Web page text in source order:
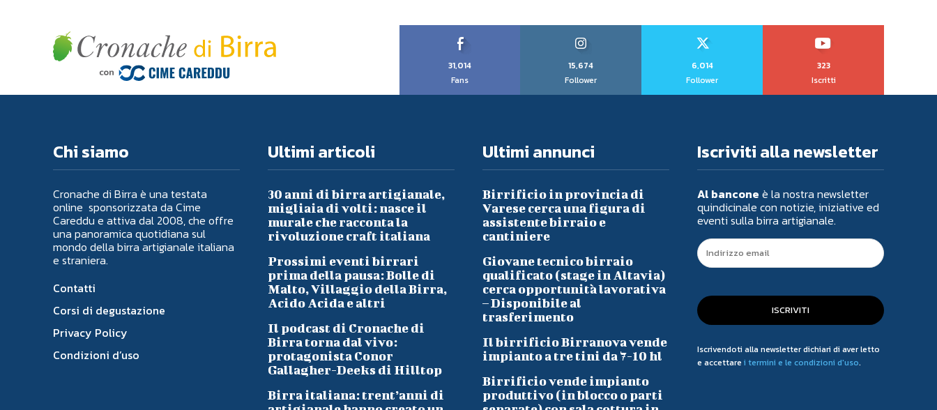
31,014
Fans
15,674
Follower
6,014
Follower
323
Iscritti
Chi siamo
Cronache di Birra è una testata
online sponsorizzata da Cime
Careddu e attiva dal 2008, che offre
una panoramica quotidiana sul
mondo della birra artigianale italiana
e straniera.
Contatti
Corsi di degustazione
Privacy Policy
Condizioni d’uso
Ultimi articoli
30 anni di birra artigianale,
migliaia di volti: nasce il
murale che racconta la
rivoluzione craft italiana
Prossimi eventi birrari
prima della pausa: Bolle di
Malto, Villaggio della Birra,
Acido Acida e altri
Il podcast di Cronache di
Birra torna dal vivo:
protagonista Conor
Gallagher-Deeks di Hilltop
Birra italiana: trent’anni di
Ultimi annunci
Birrificio in provincia di
Varese cerca una figura di
assistente birraio e
cantiniere
Giovane tecnico birraio
qualificato (stage in Altavia)
cerca opportunità lavorativa
– Disponibile al
trasferimento
Il birrificio Birranova vende
impianto a tre tini da 7-10 hl
Birrificio vende impianto
produttivo (in blocco o parti
Iscriviti alla newsletter
Al bancone è la nostra newsletter
quindicinale con notizie, iniziative ed
eventi sulla birra artigianale.
ISCRIVITI
Iscrivendoti alla newsletter dichiari di aver letto
e accettare i termini e le condizioni d'uso.